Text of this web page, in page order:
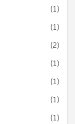
(1)
(1)
(2)
(1)
(1)
(1)
(1)